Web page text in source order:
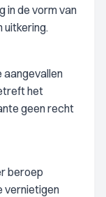
in de vorm van
uitkering.
aangevallen
het
geen recht
beroep
vernietigen